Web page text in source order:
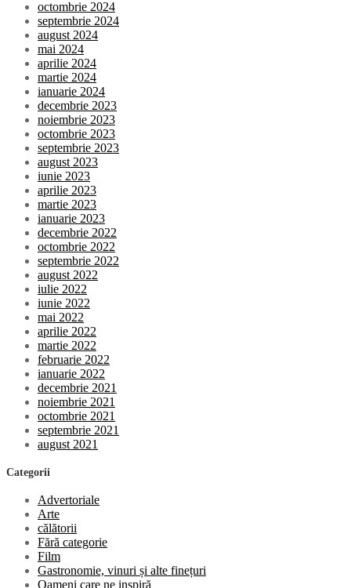
octombrie 2024
septembrie 2024
august 2024
mai 2024
aprilie 2024
martie 2024
ianuarie 2024
decembrie 2023
noiembrie 2023
octombrie 2023
septembrie 2023
august 2023
iunie 2023
aprilie 2023
martie 2023
ianuarie 2023
decembrie 2022
octombrie 2022
septembrie 2022
august 2022
iulie 2022
iunie 2022
mai 2022
aprilie 2022
martie 2022
februarie 2022
ianuarie 2022
decembrie 2021
noiembrie 2021
octombrie 2021
septembrie 2021
august 2021
Categorii
Advertoriale
Arte
călătorii
Fără categorie
Film
Gastronomie, vinuri și alte finețuri
Oameni care ne inspiră